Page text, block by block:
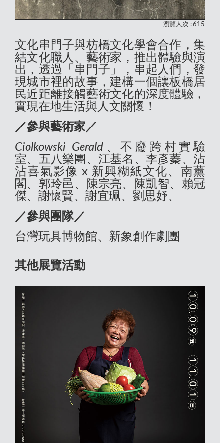
瀏覽人次 : 615
文化串門子與枋橋文化學會合作，集
結文化職人、藝術家，推出體驗與演
出，透過「串門子」，串起人們，發
現城市裡的故事，建構一個讓板橋居
民近距離接觸藝術文化的深度體驗，
實現在地生活與人文關懷！
／參與藝術家／
Ciolkowski Gerald 、不廢跨村實驗
室、五八樂團、江基名、李彥蓁、沾
沾喜氣影像 x 新興糊紙文化、南薰
閣、郭玲邑、陳宗亮、陳凱智、賴冠
傑、謝懷賢、謝宜珮、劉思妤、
／參與團隊／
台灣玩具博物館、新象創作劇團
其他展覽活動